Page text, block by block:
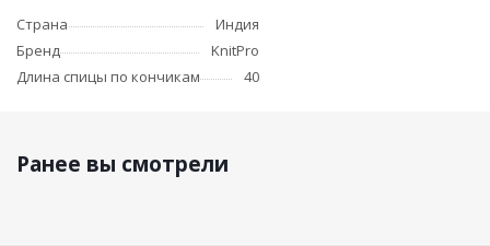
Страна
Индия
Бренд
KnitPro
Длина спицы по кончикам
40
Ранее вы смотрели